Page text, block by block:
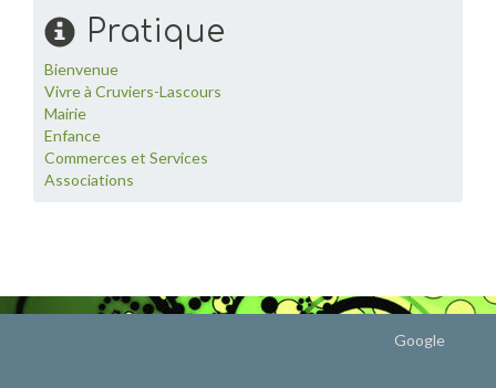
Pratique
Bienvenue
Vivre à Cruviers-Lascours
Mairie
Enfance
Commerces et Services
Associations
Google